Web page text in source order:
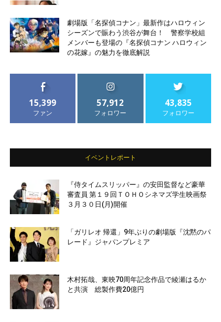
劇場版「名探偵コナン」最新作はハロウィン
シーズンで賑わう渋谷が舞台！ 警察学校組
メンバーも登場の『名探偵コナン ハロウィン
の花嫁』の魅力を徹底解説
15,399
ファン
57,912
フォロワー
43,835
フォロワー
イベントレポート
『侍タイムスリッパー』の安田監督など豪華
審査員 第１９回ＴＯＨＯシネマズ学生映画祭
３月３０日(月)開催
「ガリレオ 帰還」9年ぶりの劇場版『沈黙のパ
レード』ジャパンプレミア
木村拓哉、東映70周年記念作品で綾瀬はるか
と共演 総製作費20億円